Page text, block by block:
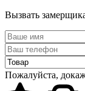
Вызвать
Пожалуйста,